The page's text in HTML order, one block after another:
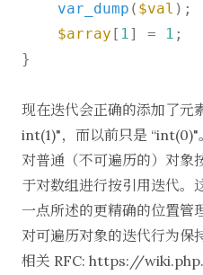
var_dump ( $val );
$array [ 1 ] = 1 ;
}
现在迭代会正确的添加了元
int(1)"，而以前只是 “int(0)"。
对普通（不可遍历的）对象
于对数组进行按引用迭代。
一点所述的更精确的位置管
对可遍历对象的迭代行为保
相关 RFC: https://